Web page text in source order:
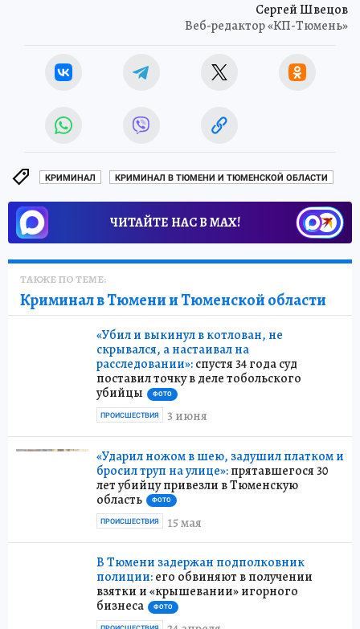
Сергей Швецов
Веб-редактор «КП-Тюмень»
КРИМИНАЛ КРИМИНАЛ В ТЮМЕНИ И ТЮМЕНСКОЙ ОБЛАСТИ
ЧИТАЙТЕ НАС В МАХ!
ТАКЖЕ ПО ТЕМЕ:
Криминал в Тюмени и Тюменской области
«Убил и выкинул в котлован, не
скрывался, а настаивал на
расследовании»:спустя 34 года суд
поставил точку в деле тобольского
убийцы
ФОТО
3 июня
ПРОИСШЕСТВИЯ
«Ударил ножом в шею, задушил платком и
бросил труп на улице»:прятавшегося 30
лет убийцу привезли в Тюменскую
область
ФОТО
15 мая
ПРОИСШЕСТВИЯ
В Тюмени задержан подполковник
полиции:его обвиняют в получении
взятки и «крышевании» игорного
бизнеса
ФОТО